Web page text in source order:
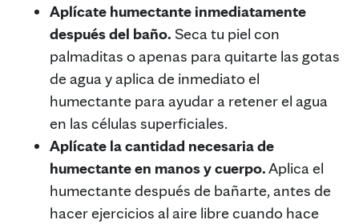
Aplícate humectante inmediatamente
después del baño. Seca tu piel con
palmaditas o apenas para quitarte las gotas
de agua y aplica de inmediato el
humectante para ayudar a retener el agua
en las células superficiales.
Aplícate la cantidad necesaria de
humectante en manos y cuerpo.Aplica el
humectante después de bañarte, antes de
hacer ejercicios al aire libre cuando hace